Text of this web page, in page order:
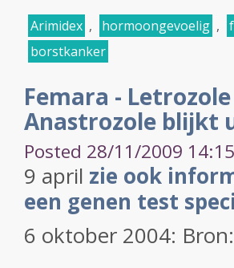
Arimidex , hormoongevoelig ,
borstkanker
Femara -
Anastrozole blijkt
Posted 28/11/2009
9 april zie ook
een genen test
6 oktober 2004: